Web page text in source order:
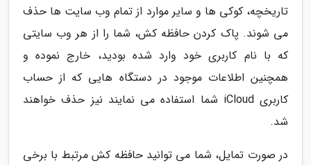
تاریخچه، کوکی ها و سایر موارد از تمام وب سایت ها حذف
می شوند. پاک کردن حافظه کش، شما را از هر وب سایتی
که با نام کاربری خود وارد شده بودید، خارج نموده و
همچنین اطلاعات موجود در دستگاه هایی که از حساب
کاربری iCloud شما استفاده می نمایند نیز حذف خواهند
شد.
در صورت تمایل، شما می توانید حافظه کش مرتبط با برخی